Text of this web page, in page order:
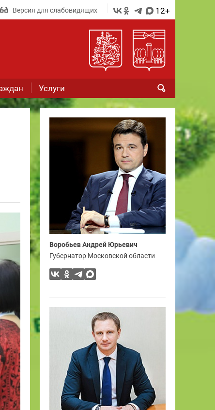
Версия для слабовидящих 12+
Услуги
Воробьев Андрей Юрьевич
Губернатор Московской области